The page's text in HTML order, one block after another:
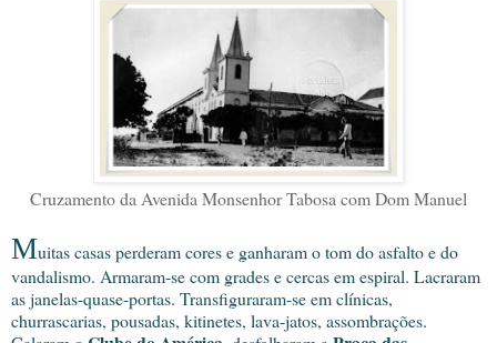
Cruzamento da Avenida Monsenhor Tabosa com Dom Manuel
Muitas casas perderam cores e ganharam o tom do asfalto e do
vandalismo. Armaram-se com grades e cercas em espiral. Lacraram
as janelas-quase-portas. Transfiguraram-se em clínicas,
churrascarias, pousadas, kitinetes, lava-jatos, assombrações.